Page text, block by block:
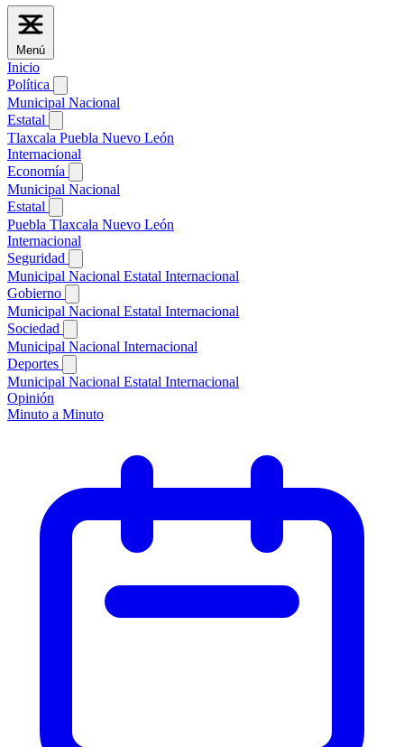
Menú
Inicio
Política
Municipal Nacional
Estatal
Tlaxcala Puebla Nuevo León
Internacional
Economía
Municipal Nacional
Estatal
Puebla Tlaxcala Nuevo León
Internacional
Seguridad
Municipal Nacional Estatal Internacional
Gobierno
Municipal Nacional Estatal Internacional
Sociedad
Municipal Nacional Internacional
Deportes
Municipal Nacional Estatal Internacional
Opinión
Minuto a Minuto